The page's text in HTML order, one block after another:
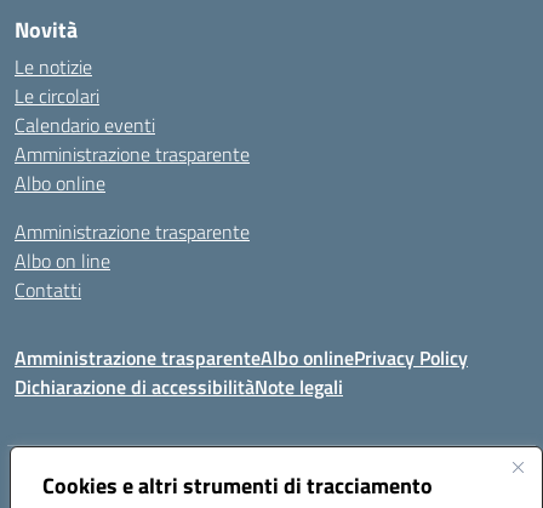
Cookies e altri strumenti di tracciamento
Novità
Le notizie
Le circolari
Calendario eventi
Amministrazione trasparente
Albo online
Amministrazione trasparente
Albo on line
Contatti
Amministrazione trasparenteAlbo onlinePrivacy Policy
Dichiarazione di accessibilitàNote legali
Indirizzo:Via Tirso, 07011 Bono (SS)